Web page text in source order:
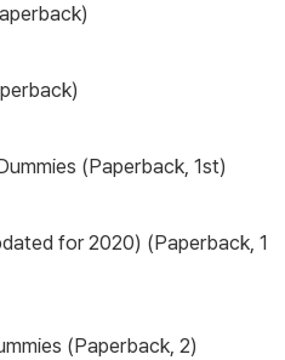
(Paperback, 1st)
for 2020) (Paperback, 1
(Paperback, 2)